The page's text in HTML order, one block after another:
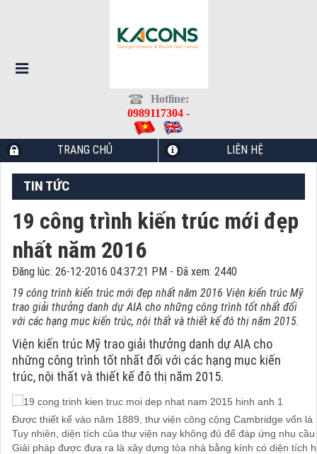
Hotline:
0989117304 -
TRANG CHỦ LIÊN HỆ
TIN TỨC
19 công trình kiến trúc mới đẹp
nhất năm 2016
Đăng lúc: 26-12-2016 04:37:21 PM - Đã xem: 2440
19 công trình kiến trúc mới đẹp nhất năm 2016 Viện kiến trúc Mỹ
trao giải thưởng danh dự AIA cho những công trình tốt nhất đối
với các hạng mục kiến trúc, nội thất và thiết kế đô thị năm 2015.
Viện kiến trúc Mỹ trao giải thưởng danh dự AIA cho
những công trình tốt nhất đối với các hạng mục kiến
trúc, nội thất và thiết kế đô thị năm 2015.
Được thiết kế vào năm 1889, thư viện công cộng Cambridge vốn
Tuy nhiên, diện tích của thư viện nay không đủ để đáp ứng nhu
Giải pháp được đưa ra là xây dựng tòa nhà bằng kính có diện tích